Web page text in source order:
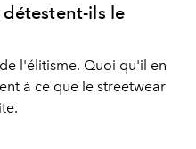
détestent-ils le
l'élitisme. Quoi qu'il en
à ce que le streetwear